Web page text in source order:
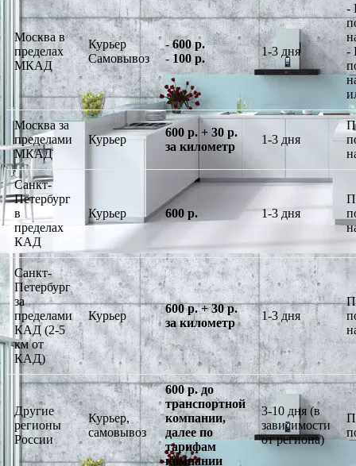
Москва в
пределах
МКАД
Курьер
Самовывоз
-600 р.
-100 р.
1-3 дня
-
-
Москва за
пределами
МКАД
Курьер
600 р. + 30 р.
за километр
1-3 дня
Санкт-
Петербург
в
пределах
КАД
Курьер 600 р. 1-3 дня
Санкт-
Петербург
за
пределами
КАД (2-5
км от
КАД)
Курьер
600 р. + 30 р.
за километр
1-3 дня
Другие
регионы
России
Курьер,
самовывоз
600 р. до
транспортной
компании,
далее по
тарифам
компании
3-10 дня (в
зависимости
от региона)